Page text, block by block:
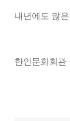
내년에도 많
한인문화회관